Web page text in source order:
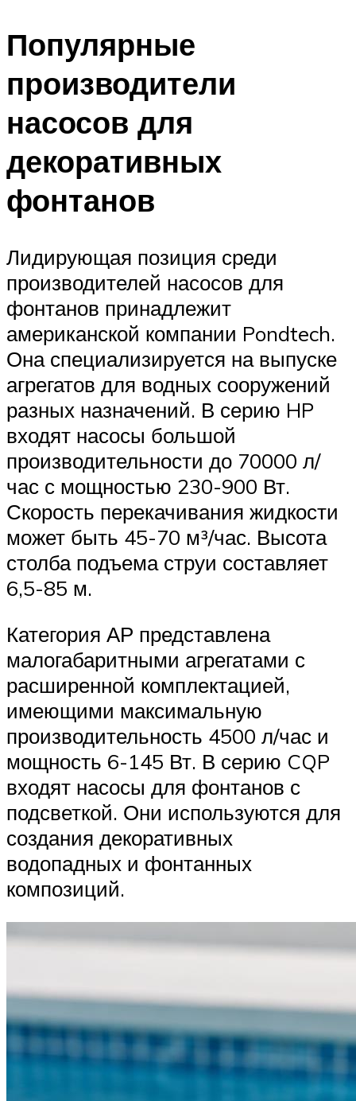
Популярные
производители
насосов для
декоративных
фонтанов
Лидирующая позиция среди
производителей насосов для
фонтанов принадлежит
американской компании Pondtech.
Она специализируется на выпуске
агрегатов для водных сооружений
разных назначений. В серию HP
входят насосы большой
производительности до 70000 л/
час с мощностью 230-900 Вт.
Скорость перекачивания жидкости
может быть 45-70 м³/час. Высота
столба подъема струи составляет
6,5-85 м.
Категория АР представлена
малогабаритными агрегатами с
расширенной комплектацией,
имеющими максимальную
производительность 4500 л/час и
мощность 6-145 Вт. В серию CQP
входят насосы для фонтанов с
подсветкой. Они используются для
создания декоративных
водопадных и фонтанных
композиций.